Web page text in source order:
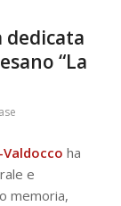
dedicata
“La
ha
e
memoria,